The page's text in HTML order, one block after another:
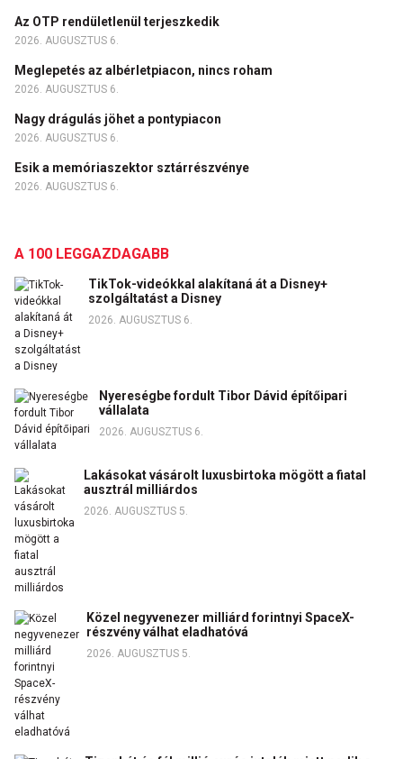
Az OTP rendületlenül terjeszkedik
2026. AUGUSZTUS 6.
Meglepetés az albérletpiacon, nincs roham
2026. AUGUSZTUS 6.
Nagy drágulás jöhet a pontypiacon
2026. AUGUSZTUS 6.
Esik a memóriaszektor sztárrészvénye
2026. AUGUSZTUS 6.
A 100 LEGGAZDAGABB
TikTok-videókkal alakítaná át a Disney+
szolgáltatást a Disney
2026. AUGUSZTUS 6.
Nyereségbe fordult Tibor Dávid építőipari
vállalata
2026. AUGUSZTUS 6.
Lakásokat vásárolt luxusbirtoka mögött a fiatal
ausztrál milliárdos
2026. AUGUSZTUS 5.
Közel negyvenezer milliárd forintnyi SpaceX-
részvény válhat eladhatóvá
2026. AUGUSZTUS 5.